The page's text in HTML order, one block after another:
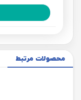
محصولات مرتبط